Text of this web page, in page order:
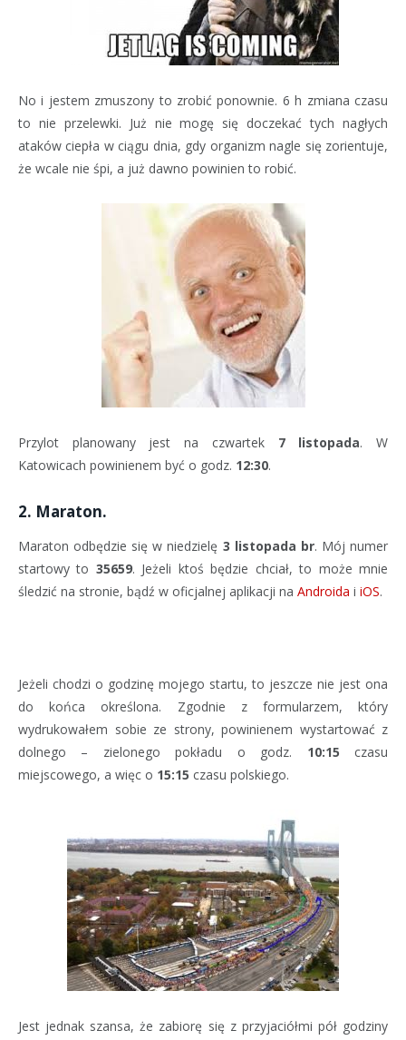
No i jestem zmuszony to zrobić ponownie. 6 h zmiana czasu
to nie przelewki. Już nie mogę się doczekać tych nagłych
ataków ciepła w ciągu dnia, gdy organizm nagle się zorientuje,
że wcale nie śpi, a już dawno powinien to robić.
Przylot planowany jest na czwartek 7 listopada. W
Katowicach powinienem być o godz. 12:30.
2. Maraton.
Maraton odbędzie się w niedzielę 3 listopada br. Mój numer
startowy to 35659. Jeżeli ktoś będzie chciał, to może mnie
śledzić na stronie, bądź w oficjalnej aplikacji na Androida i iOS.
Jeżeli chodzi o godzinę mojego startu, to jeszcze nie jest ona
do końca określona. Zgodnie z formularzem, który
wydrukowałem sobie ze strony, powinienem wystartować z
dolnego – zielonego pokładu o godz. 10:15 czasu
miejscowego, a więc o 15:15 czasu polskiego.
Jest jednak szansa, że zabiorę się z przyjaciółmi pół godziny